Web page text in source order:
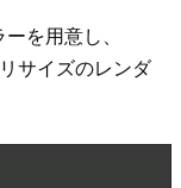
を用意し、
サイズのレンダ